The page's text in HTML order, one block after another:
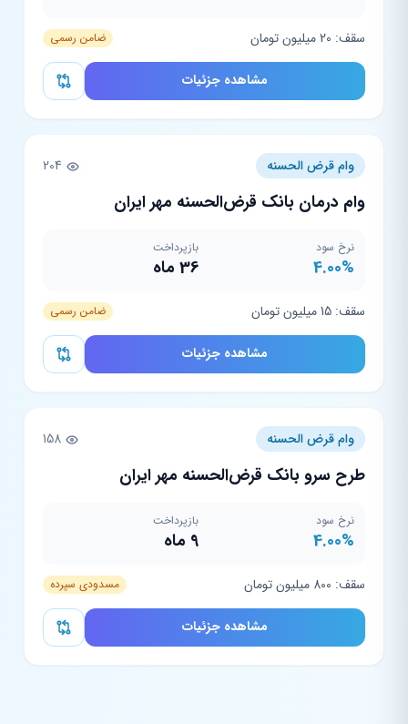
سقف: 20 میلیون تومان ضامن رسمی
مشاهده جزئیات
وام قرض الحسنه
وام درمان بانک قرض‌الحسنه مهر ایران
نرخ سود
4.00%
بازپرداخت
36 ماه
سقف: 15 میلیون تومان ضامن رسمی
مشاهده جزئیات
وام قرض الحسنه
طرح سرو بانک قرض‌الحسنه مهر ایران
نرخ سود
4.00%
بازپرداخت
9 ماه
سقف: 800 میلیون تومان مسدودی سپرده
مشاهده جزئیات